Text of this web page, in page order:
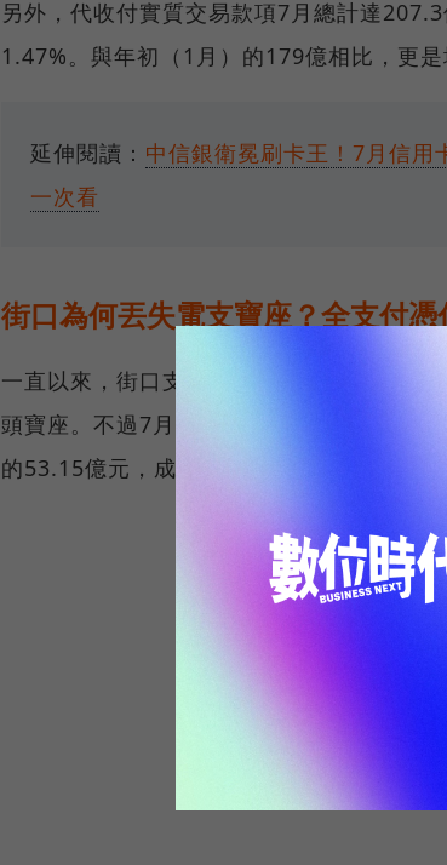
另外，代收付實質交易款項7月總計達
1.47%。與年初（1月）的179億相比，更是
延伸閱讀： 中信銀衛冕刷卡王！7月信用
一次看
街口為何丟失電支寶座？全支付憑
一直以來，街口支付憑藉著龐大的用戶基
頭寶座。不過7月的電支市場風向大轉變，
的53.15億元，成為新龍頭。